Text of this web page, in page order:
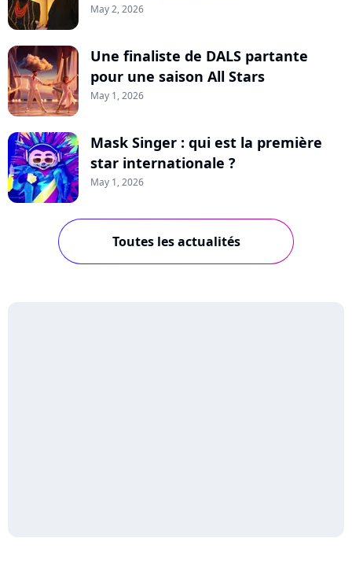
May 2, 2026
Une finaliste de DALS partante
pour une saison All Stars
May 1, 2026
Mask Singer : qui est la première
star internationale ?
May 1, 2026
Toutes les actualités